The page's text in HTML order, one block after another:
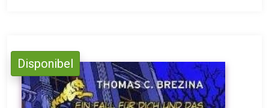
Disponibel